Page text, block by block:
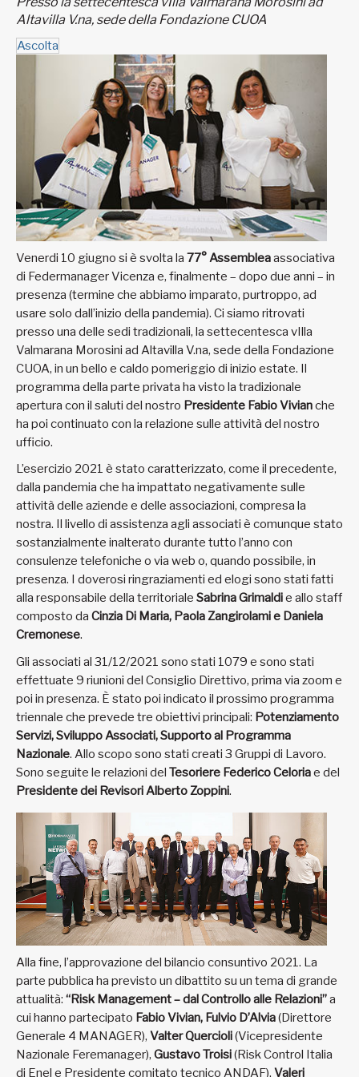
Altavilla V.na, sede della Fondazione CUOA
Ascolta
Venerdi 10 giugno si è svolta la 77° Assembleaassociativa
di Federmanager Vicenza e, finalmente – dopo due anni – in
presenza (termine che abbiamo imparato, purtroppo, ad
usare solo dall’inizio della pandemia). Ci siamo ritrovati
presso una delle sedi tradizionali, la settecentesca vIlla
Valmarana Morosini ad Altavilla V.na, sede della Fondazione
CUOA, in un bello e caldo pomeriggio di inizio estate. Il
programma della parte privata ha visto la tradizionale
apertura con il saluti del nostro Presidente Fabio Vivianche
ha poi continuato con la relazione sulle attività del nostro
ufficio.
L’esercizio 2021 è stato caratterizzato, come il precedente,
dalla pandemia che ha impattato negativamente sulle
attività delle aziende e delle associazioni, compresa la
nostra. Il livello di assistenza agli associati è comunque stato
sostanzialmente inalterato durante tutto l’anno con
consulenze telefoniche o via web o, quando possibile, in
presenza. I doverosi ringraziamenti ed elogi sono stati fatti
alla responsabile della territoriale Sabrina Grimaldie allo staff
composto da Cinzia Di Maria, Paola Zangirolami e Daniela
Cremonese.
Gli associati al 31/12/2021 sono stati 1079 e sono stati
effettuate 9 riunioni del Consiglio Direttivo, prima via zoom e
poi in presenza. È stato poi indicato il prossimo programma
triennale che prevede tre obiettivi principali: Potenziamento
Servizi, Sviluppo Associati, Supporto al Programma
Nazionale. Allo scopo sono stati creati 3 Gruppi di Lavoro.
Sono seguite le relazioni del Tesoriere Federico Celoriae del
Presidente dei Revisori Alberto Zoppini.
Alla fine, l’approvazione del bilancio consuntivo 2021. La
parte pubblica ha previsto un dibattito su un tema di grande
attualità: “Risk Management – dal Controllo alle Relazioni”a
cui hanno partecipato Fabio Vivian, Fulvio D’Alvia(Direttore
Generale 4 MANAGER), Valter Quercioli(Vicepresidente
Nazionale Feremanager), Gustavo Troisi(Risk Control Italia
di Enel e Presidente comitato tecnico ANDAF), Valeri